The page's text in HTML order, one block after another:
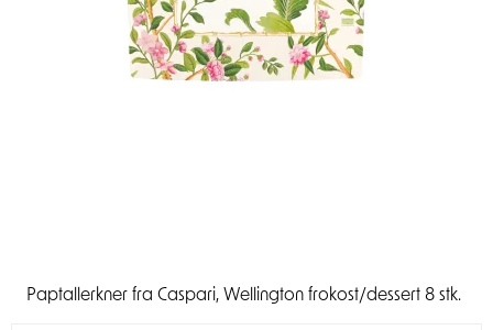
Paptallerkner fra Caspari, Wellington frokost/dessert 8 stk.